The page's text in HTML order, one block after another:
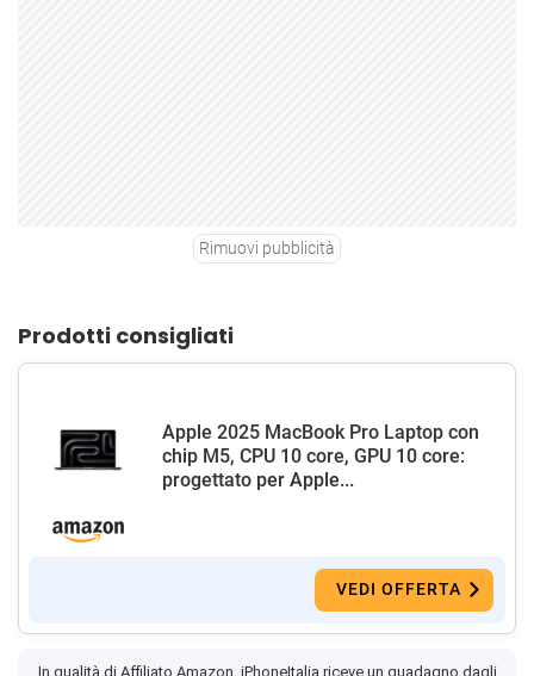
Rimuovi pubblicità
Prodotti consigliati
Apple 2025 MacBook Pro Laptop con
chip M5, CPU 10 core, GPU 10 core:
progettato per Apple...
VEDI OFFERTA
In qualità di Affiliato Amazon, iPhoneItalia riceve un guadagno dagli